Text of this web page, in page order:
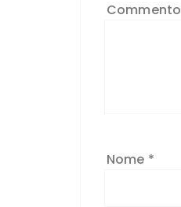
Commento
Nome *